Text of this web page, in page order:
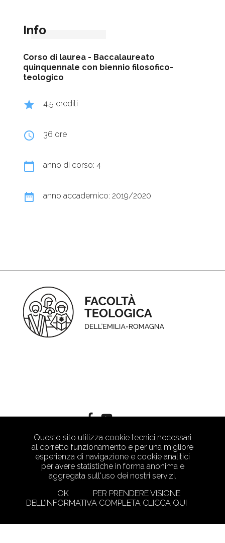
Questo sito utilizza cookie tecnici necessari
al corretto funzionamento e per una migliore
esperienza di navigazione e cookie analitici
per avere statistiche in forma anonima e
aggregata sull'uso dei nostri servizi.
OK
PER PRENDERE VISIONE
DELL’INFORMATIVA COMPLETA CLICCA QUI
Info
Corso di laurea - Baccalaureato
quinquennale con biennio filosofico-
teologico
grade 4.5 crediti
query_builder 36 ore
calendar_today anno di corso: 4
date_range anno accademico: 2019/2020